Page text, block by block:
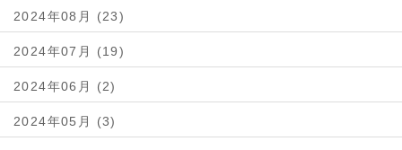
2024年08月 (23)
2024年07月 (19)
2024年06月 (2)
2024年05月 (3)